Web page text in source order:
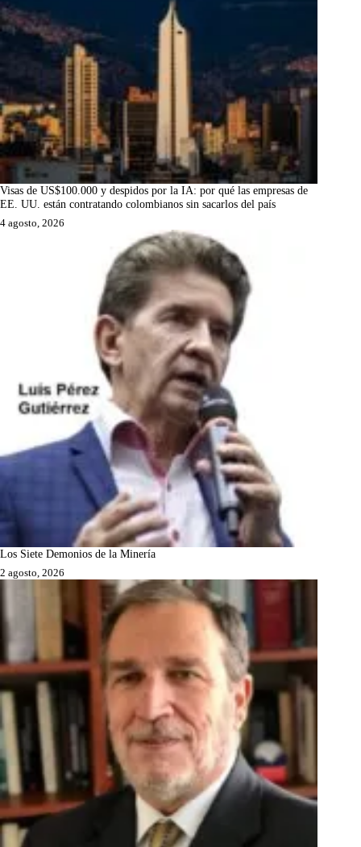
Visas de US$100.000 y despidos por la IA: por qué las empresas de
EE. UU. están contratando colombianos sin sacarlos del país
4 agosto, 2026
Los Siete Demonios de la Minería
2 agosto, 2026